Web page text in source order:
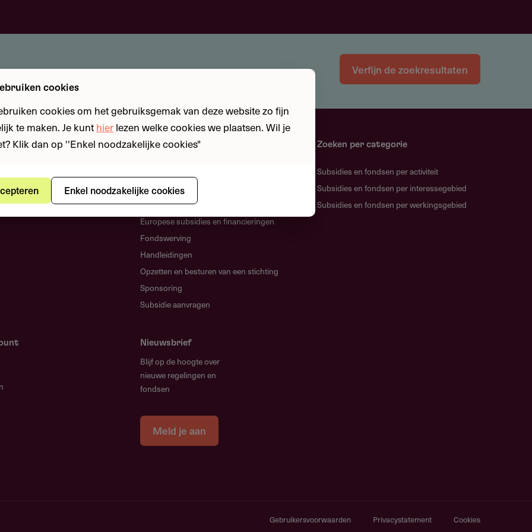
Verfijn de zoekresultaten
Kennisbank
Cultureel ondernemen
Donateurs werven
Europese subsidies en financieringen
Fondswerving
Handleidingen
Opzetten en besturen van een stichting
Sponsoring
Subsidie aanvragen
Zoeken per categorie
Subsidies en fondsen per activiteit
Subsidies en fondsen per interessegebied
Subsidies en fondsen per werkingsgebied
Nieuwsbrief
Blijf op de hoogte over
nieuwe regelingen en
fondsen
Meld je aan
Gebruikersvoorwaarden Privacystatement Cookies
cookies
cookies om het gebruiksgemak van deze website zo fijn
te maken. Je kunt hier lezen welke cookies we plaatsen. Wil je
Klik dan op ''Enkel noodzakelijke cookies"
Enkel noodzakelijke cookies